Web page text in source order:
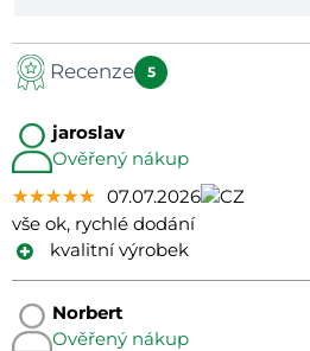
Recenze 5
jaroslav
Ověřený nákup
★★★★★
★★★★★
★★★★★ 07.07.2026
vše ok, rychlé dodání
kvalitní výrobek
Norbert
Ověřený nákup